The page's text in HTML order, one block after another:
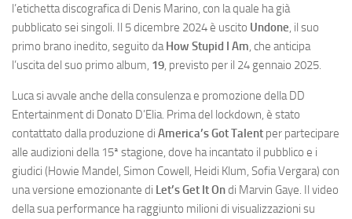
l’etichetta discografica di Denis Marino, con la quale ha già
pubblicato sei singoli. Il 5 dicembre 2024 è uscito Undone, il suo
primo brano inedito, seguito daHow Stupid I Am, che anticipa
l’uscita del suo primo album, 19, previsto per il 24 gennaio 2025.
Luca si avvale anche della consulenza e promozione della DD
Entertainment di Donato D’Elia. Prima del lockdown, è stato
contattato dalla produzione di America’s Got Talent per partecipare
alle audizioni della 15ª stagione, dove ha incantato il pubblico e i
giudici (Howie Mandel, Simon Cowell, Heidi Klum, Sofia Vergara) con
una versione emozionante di Let’s Get It Ondi Marvin Gaye. Il video
della sua performance ha raggiunto milioni di visualizzazioni su